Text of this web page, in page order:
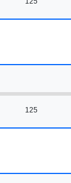
125